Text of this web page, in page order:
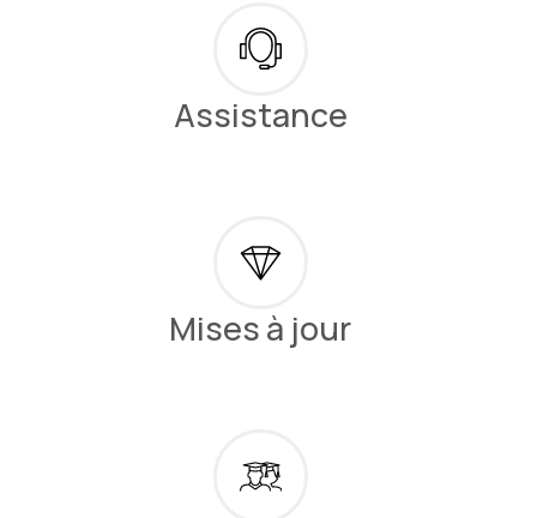
Assistance
Mises à jour